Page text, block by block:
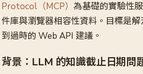
Protocol（MCP） 為基礎的實驗性
件庫與瀏覽器相容性資料。目標是
到過時的 Web API 建議。
背景：LLM 的知識截止日期問